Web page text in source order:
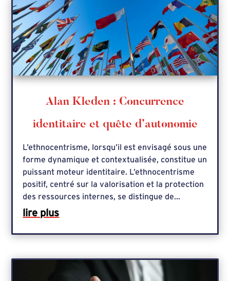
Alan Kleden : Concurrence
identitaire et quête d’autonomie
L’ethnocentrisme, lorsqu’il est envisagé sous une
forme dynamique et contextualisée, constitue un
puissant moteur identitaire. L’ethnocentrisme
positif, centré sur la valorisation et la protection
des ressources internes, se distingue de...
lire plus